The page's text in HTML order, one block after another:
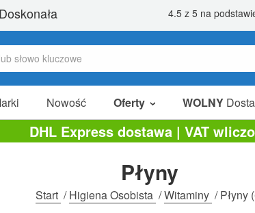
Nowość Oferty WOLNY
W Sprzedaży
Pakiety
Na Sprzedaż
DHL Express dostawa | VAT
Płyny
Start /Higiena Osobista /Witaminy /Płyny